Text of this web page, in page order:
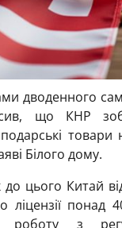
дводенного
що КНР
Білого дому.
цього Китай
ліцензії понад
роботу з